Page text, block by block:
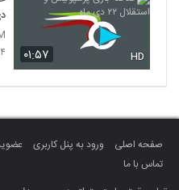
۰۱:۵۷ HD
صفحه اصلی ورود به پنل کاربری
تماس با ما